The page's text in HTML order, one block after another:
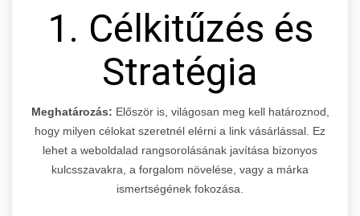
1. Célkitűzés és
Stratégia
Meghatározás: Először is, világosan meg kell határoznod,
hogy milyen célokat szeretnél elérni a link vásárlással. Ez
lehet a weboldalad rangsorolásának javítása bizonyos
kulcsszavakra, a forgalom növelése, vagy a márka
ismertségének fokozása.